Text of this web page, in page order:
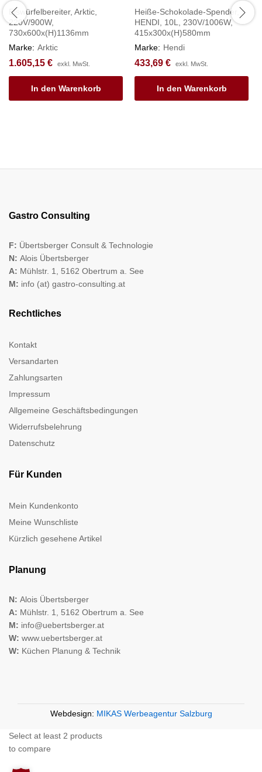
Eiswürfelbereiter, Arktic,
220V/900W,
730x600x(H)1136mm
Marke: Arktic
1.605,15 € exkl. MwSt.
In den Warenkorb
Heiße-Schokolade-Spender,
HENDI, 10L, 230V/1006W,
415x300x(H)580mm
Marke: Hendi
433,69 € exkl. MwSt.
In den Warenkorb
Gastro Consulting
F: Übertsberger Consult & Technologie
N: Alois Übertsberger
A: Mühlstr. 1, 5162 Obertrum a. See
M: info (at) gastro-consulting.at
Rechtliches
Kontakt
Versandarten
Zahlungsarten
Impressum
Allgemeine Geschäftsbedingungen
Widerrufsbelehrung
Datenschutz
Für Kunden
Mein Kundenkonto
Meine Wunschliste
Kürzlich gesehene Artikel
Planung
N: Alois Übertsberger
A: Mühlstr. 1, 5162 Obertrum a. See
M: info@uebertsberger.at
W: www.uebertsberger.at
W: Küchen Planung & Technik
Webdesign: MIKAS Werbeagentur Salzburg
Select at least 2 products
to compare